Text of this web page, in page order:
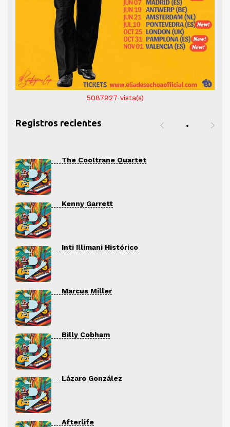
5087927 vista(s)
Registros recientes
The Cooltrane Quartet
Kenny Garrett
Inti Illimani Histórico
Marcus Miller
Billy Cobham
Lázaro González
Afterlife